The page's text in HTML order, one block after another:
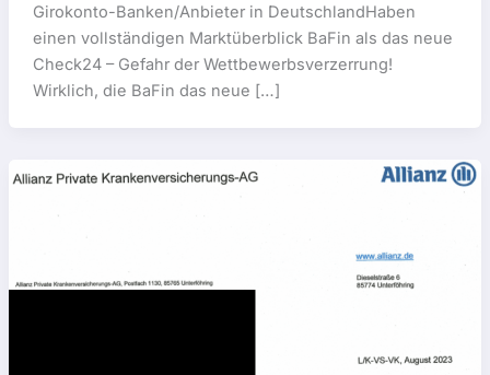
Girokonto-Banken/Anbieter in DeutschlandHaben
einen vollständigen Marktüberblick BaFin als das neue
Check24 – Gefahr der Wettbewerbsverzerrung!
Wirklich, die BaFin das neue […]